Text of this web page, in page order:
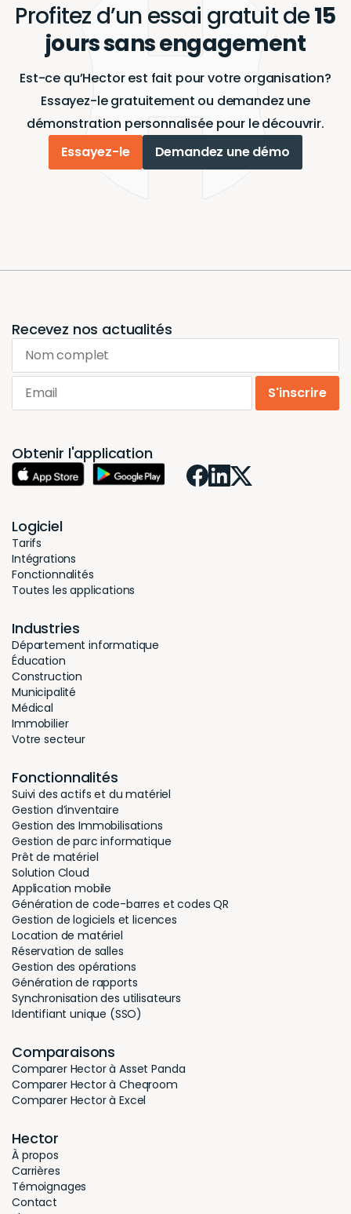
Profitez d’un essai gratuit de15
jours sans engagement
Est-ce qu’Hector est fait pour votre organisation?
Essayez-le gratuitement ou demandez une
démonstration personnalisée pour le découvrir.
Essayez-le
Demandez une démo
Recevez nos actualités
Nom complet
Email
S'inscrire
Obtenir l'application
Logiciel
Tarifs
Intégrations
Fonctionnalités
Toutes les applications
Industries
Département informatique
Éducation
Construction
Municipalité
Médical
Immobilier
Votre secteur
Fonctionnalités
Suivi des actifs et du matériel
Gestion d’inventaire
Gestion des Immobilisations
Gestion de parc informatique
Prêt de matériel
Solution Cloud
Application mobile
Génération de code-barres et codes QR
Gestion de logiciels et licences
Location de matériel
Réservation de salles
Gestion des opérations
Génération de rapports
Synchronisation des utilisateurs
Identifiant unique (SSO)
Comparaisons
Comparer Hector à Asset Panda
Comparer Hector à Cheqroom
Comparer Hector à Excel
Hector
À propos
Carrières
Témoignages
Contact